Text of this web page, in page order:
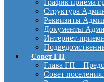
График приема
Структура
Реквизиты
Документы
Интернет-
Совет ГП
Глава ГП –
Совет